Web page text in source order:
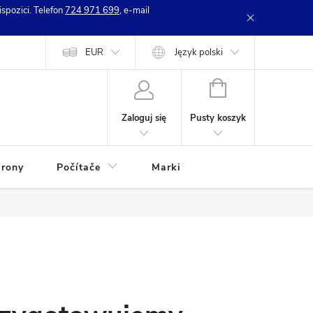
Telefon724 971 699, e-mail
Kontakty Opinie o sklepie
EUR Język polski
Zaloguj się
KOSZYK
Pusty koszyk
Počítače Marki